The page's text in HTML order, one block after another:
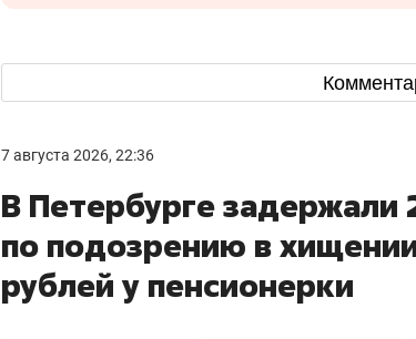
7 августа 2026, 22:36
В Петербурге задержали
по подозрению в
рублей у пенсионерки